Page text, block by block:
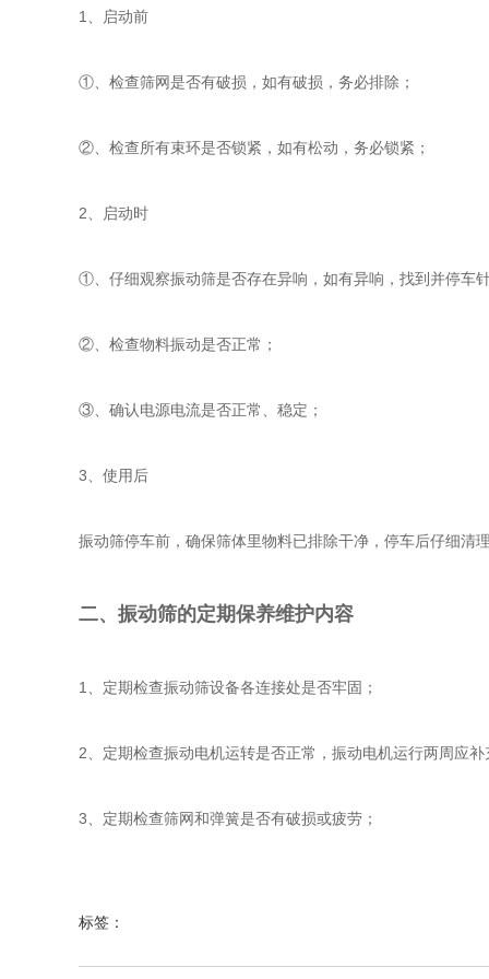
1、启动前
①、检查筛网是否有破损，如有破损，务必排除；
②、检查所有束环是否锁紧，如有松动，务必锁紧；
2、启动时
①、仔细观察振动筛是否存在异响，如有异响，找到并停车
②、检查物料振动是否正常；
③、确认电源电流是否正常、稳定；
3、使用后
振动筛停车前，确保筛体里物料已排除干净，停车后仔细清
二、振动筛的定期保养维护内容
1、定期检查振动筛设备各连接处是否牢固；
2、定期检查振动电机运转是否正常，振动电机运行两周应
3、定期检查筛网和弹簧是否有破损或疲劳；
标签：